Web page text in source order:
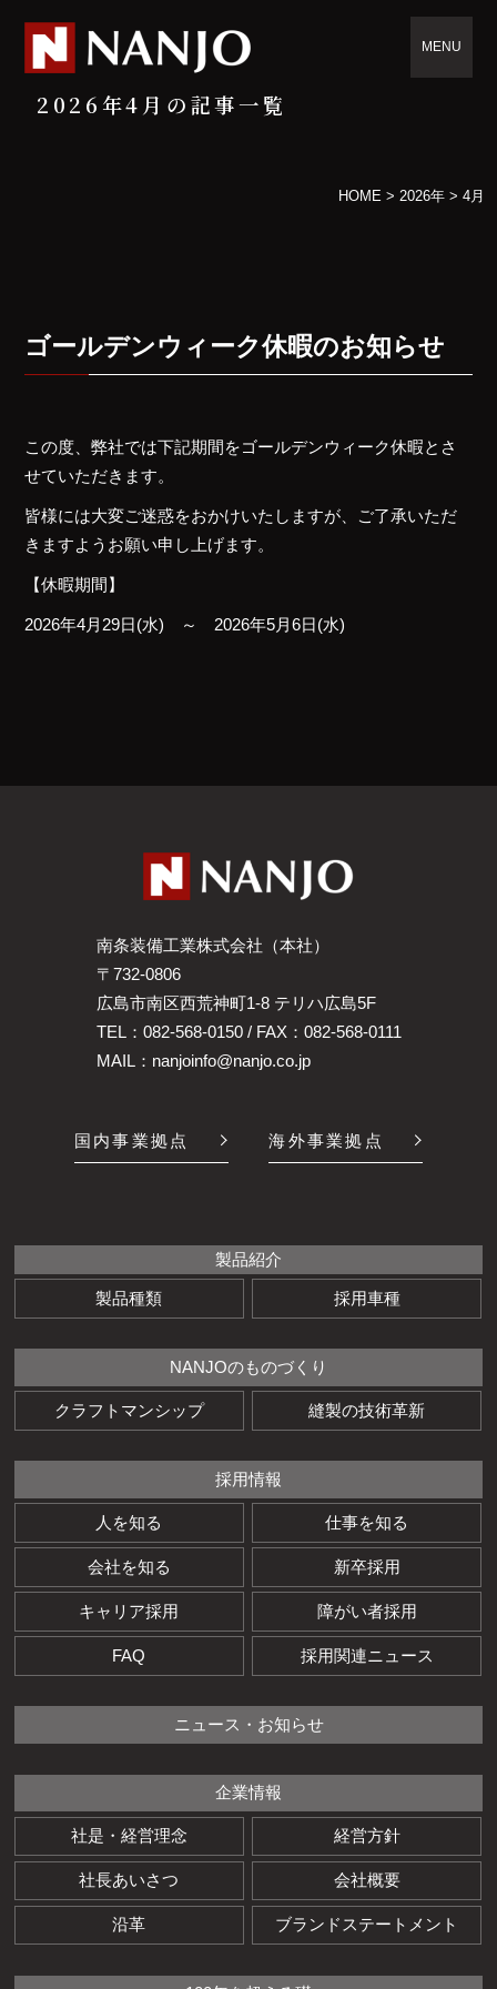
MENU
2026年4月の記事一覧
HOME> 2026年> 4月
ゴールデンウィーク休暇のお知らせ
この度、弊社では下記期間をゴールデンウィーク休暇とさ
せていただきます。
皆様には大変ご迷惑をおかけいたしますが、ご了承いただ
きますようお願い申し上げます。
【休暇期間】
2026年4月29日(水) ～ 2026年5月6日(水)
南条装備工業株式会社（本社）
〒732-0806
広島市南区西荒神町1-8 テリハ広島5F
TEL： 082-568-0150/ FAX：082-568-0111
MAIL： nanjoinfo@nanjo.co.jp
国内事業拠点 海外事業拠点
製品紹介
製品種類 採用車種
NANJOのものづくり
クラフトマンシップ 縫製の技術革新
採用情報
人を知る 仕事を知る
会社を知る 新卒採用
キャリア採用 障がい者採用
FAQ 採用関連ニュース
ニュース・お知らせ
企業情報
社是・経営理念 経営方針
社長あいさつ 会社概要
沿革 ブランドステートメント